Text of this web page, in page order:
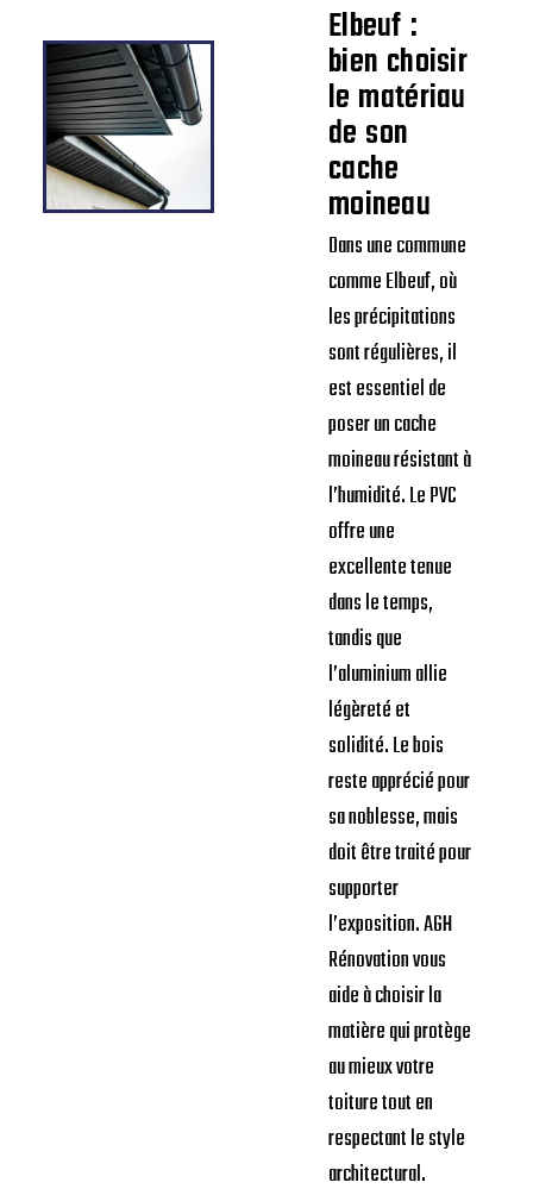
Elbeuf :
bien choisir
le matériau
de son
cache
moineau
Dans une commune
comme Elbeuf, où
les précipitations
sont régulières, il
est essentiel de
poser un cache
moineau résistant à
l’humidité. Le PVC
offre une
excellente tenue
dans le temps,
tandis que
l’aluminium allie
légèreté et
solidité. Le bois
reste apprécié pour
sa noblesse, mais
doit être traité pour
supporter
l’exposition. AGH
Rénovation vous
aide à choisir la
matière qui protège
au mieux votre
toiture tout en
respectant le style
architectural.